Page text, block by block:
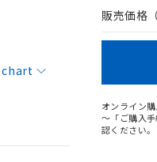
販売価格
オンライン
～「ご購入
認ください。